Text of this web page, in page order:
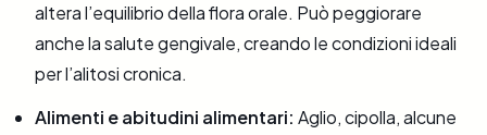
altera l’equilibrio della flora orale. Può peggiorare
anche la salute gengivale, creando le condizioni ideali
per l’alitosi cronica.
Alimenti e abitudini alimentari: Aglio, cipolla, alcune